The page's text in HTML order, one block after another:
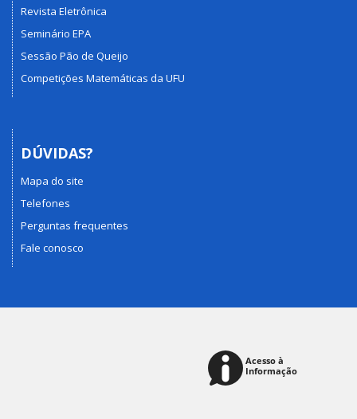
Revista Eletrônica
Seminário EPA
Sessão Pão de Queijo
Competições Matemáticas da UFU
DÚVIDAS?
Mapa do site
Telefones
Perguntas frequentes
Fale conosco